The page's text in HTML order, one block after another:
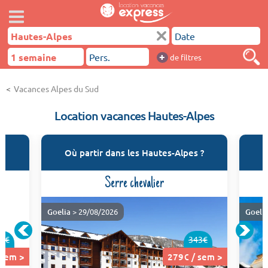
+ de filtres
Vacances Alpes du Sud
Location vacances Hautes-Alpes
>
Où partir dans les Hautes-Alpes ?
Serre chevalier
343€
279€ / sem >
Goelia > 29/08/2026 Goelia